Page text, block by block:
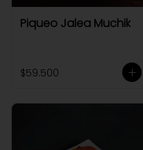
Piqueo Jalea Muchik
$59.500